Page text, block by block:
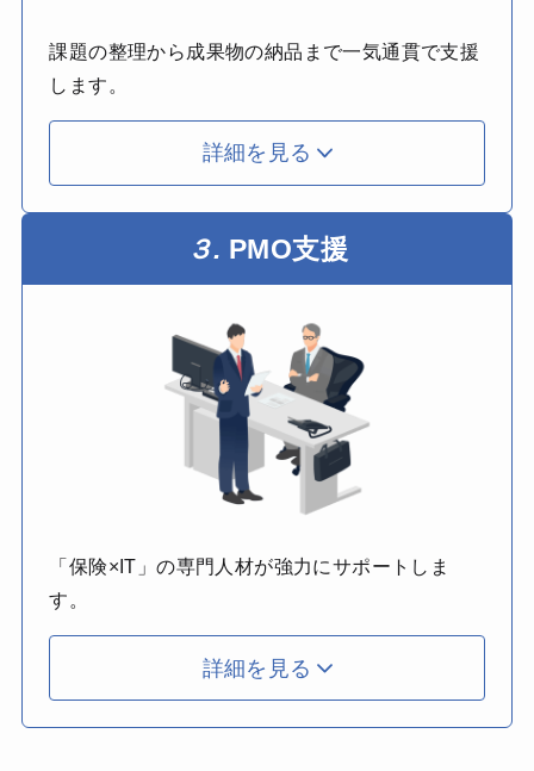
課題の整理から成果物の納品まで一気通貫で支援
します。
詳細を見る
３. PMO支援
「保険×IT」の専門人材が強力にサポートしま
す。
詳細を見る